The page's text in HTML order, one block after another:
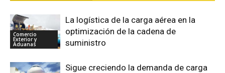
Comercio
Exterior y
Aduanas
La logística de la carga aérea en la
optimización de la cadena de
suministro
Sigue creciendo la demanda de carga